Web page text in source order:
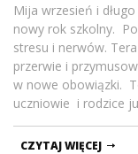
Mija wrzesień i
nowy rok szkolny.
stresu i nerwów.
przerwie i
w nowe obowiązki.
uczniowie i rodzice
CZYTAJ WIĘCEJ